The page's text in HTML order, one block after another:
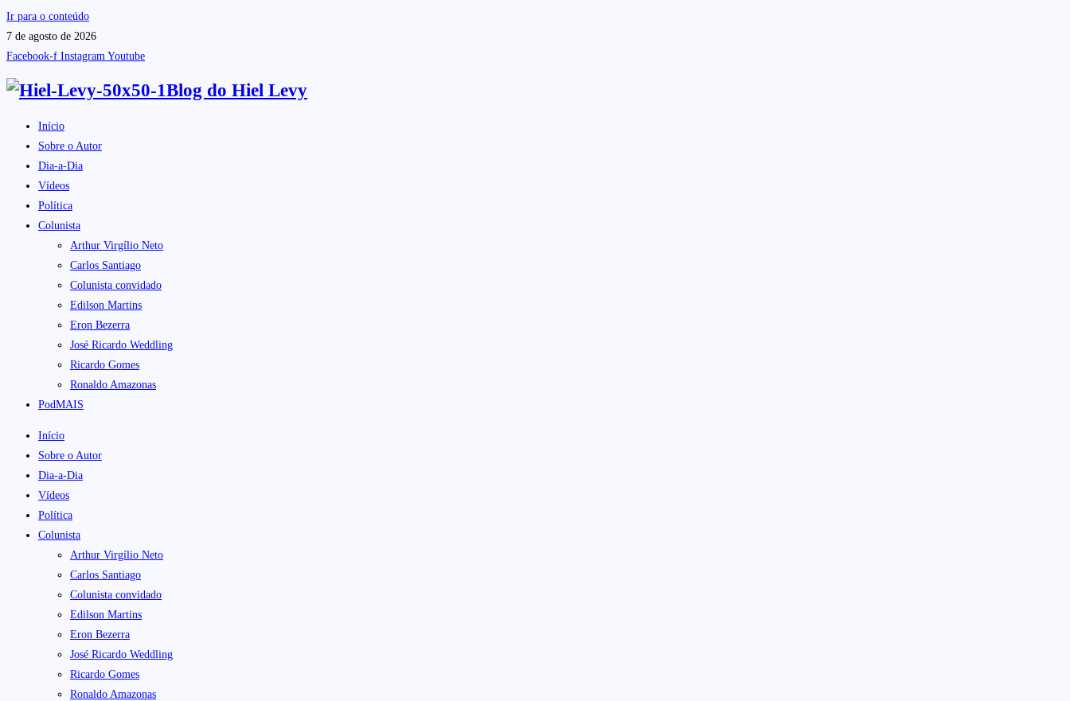
Ir para o conteúdo
7 de agosto de 2026
Facebook-f Instagram Youtube
Blog do Hiel Levy
Início
Sobre o Autor
Dia-a-Dia
Vídeos
Política
Colunista
Arthur Virgílio Neto
Carlos Santiago
Colunista convidado
Edilson Martins
Eron Bezerra
José Ricardo Weddling
Ricardo Gomes
Ronaldo Amazonas
PodMAIS
Início
Sobre o Autor
Dia-a-Dia
Vídeos
Política
Colunista
Arthur Virgílio Neto
Carlos Santiago
Colunista convidado
Edilson Martins
Eron Bezerra
José Ricardo Weddling
Ricardo Gomes
Ronaldo Amazonas